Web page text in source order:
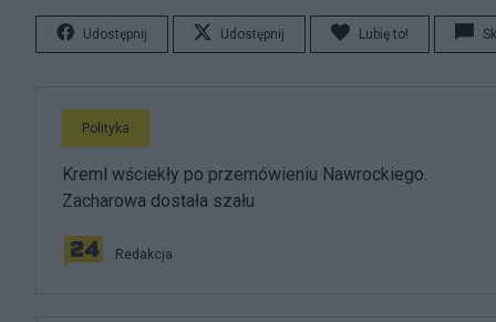
Udostępnij Udostępnij Lubię to!
Polityka
Kreml wściekły po przemówieniu Nawrockiego.
Zacharowa dostała szału
Redakcja